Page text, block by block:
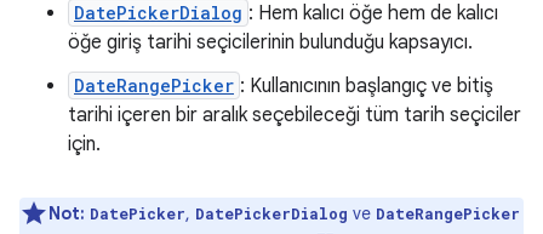
DatePickerDialog : Hem kalıcı öğe hem de kalıcı
öğe giriş tarihi seçicilerinin bulunduğu kapsayıcı.
DateRangePicker : Kullanıcının başlangıç ve bitiş
tarihi içeren bir aralık seçebileceği tüm tarih seçiciler
için.
Not: DatePicker, DatePickerDialog ve DateRangePicker